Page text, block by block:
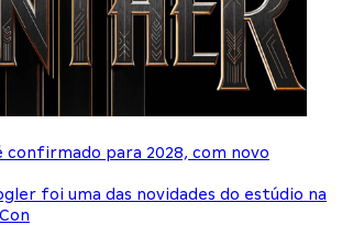
confirmado para 2028, com novo
foi uma das novidades do estúdio na